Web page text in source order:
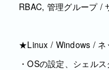
RBAC, 管理グループ /
★Linux / Windows / ネ
・OSの設定、シェル